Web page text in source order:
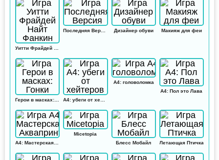
Дизайнер обуви Макияж для феи
А4: головоломка
А4: Пол это Лава
Micetopia
Блесс Мобайл
Летающая Птичка